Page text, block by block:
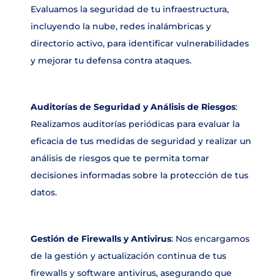
Evaluamos la seguridad de tu infraestructura,
incluyendo la nube, redes inalámbricas y
directorio activo, para identificar vulnerabilidades
y mejorar tu defensa contra ataques.
Auditorías de Seguridad y Análisis de Riesgos:
Realizamos auditorías periódicas para evaluar la
eficacia de tus medidas de seguridad y realizar un
análisis de riesgos que te permita tomar
decisiones informadas sobre la protección de tus
datos.
Gestión de Firewalls y Antivirus: Nos encargamos
de la gestión y actualización continua de tus
firewalls y software antivirus, asegurando que